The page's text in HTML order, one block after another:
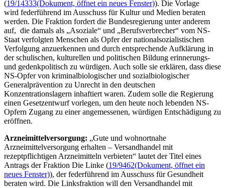
(19/14333(Dokument, öffnet ein neues Fenster)). Die Vorlage
wird federführend im Ausschuss für Kultur und Medien beraten
werden. Die Fraktion fordert die Bundesregierung unter anderem
auf, die damals als „Asoziale“ und „Berufsverbrecher“ vom NS-
Staat verfolgten Menschen als Opfer der nationalsozialistischen
Verfolgung anzuerkennen und durch entsprechende Aufklärung in
der schulischen, kulturellen und politischen Bildung erinnerungs-
und gedenkpolitisch zu würdigen. Auch solle sie erklären, dass diese
NS-Opfer von kriminalbiologischer und sozialbiologischer
Generalprävention zu Unrecht in den deutschen
Konzentrationslagern inhaftiert waren. Zudem solle die Regierung
einen Gesetzentwurf vorlegen, um den heute noch lebenden NS-
Opfern Zugang zu einer angemessenen, würdigen Entschädigung zu
eröffnen.
Arzneimittelversorgung: „Gute und wohnortnahe
Arzneimittelversorgung erhalten – Versandhandel mit
rezeptpflichtigen Arzneimitteln verbieten“ lautet der Titel eines
Antrags der Fraktion Die Linke (19/9462(Dokument, öffnet ein
neues Fenster)), der federführend im Ausschuss für Gesundheit
beraten wird. Die Linksfraktion will den Versandhandel mit